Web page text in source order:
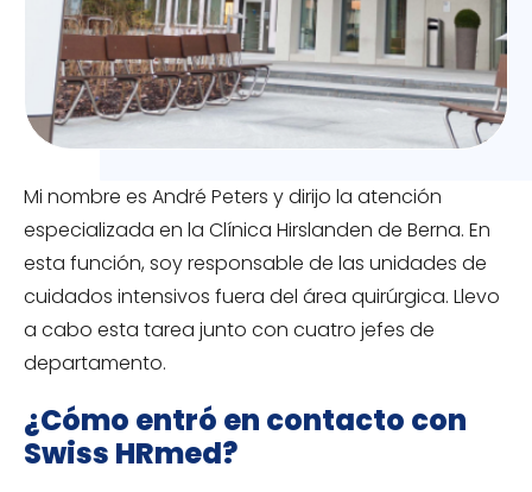
Mi nombre es André Peters y dirijo la atención
especializada en la Clínica Hirslanden de Berna. En
esta función, soy responsable de las unidades de
cuidados intensivos fuera del área quirúrgica. Llevo
a cabo esta tarea junto con cuatro jefes de
departamento.
¿Cómo entró en contacto con
Swiss HRmed?